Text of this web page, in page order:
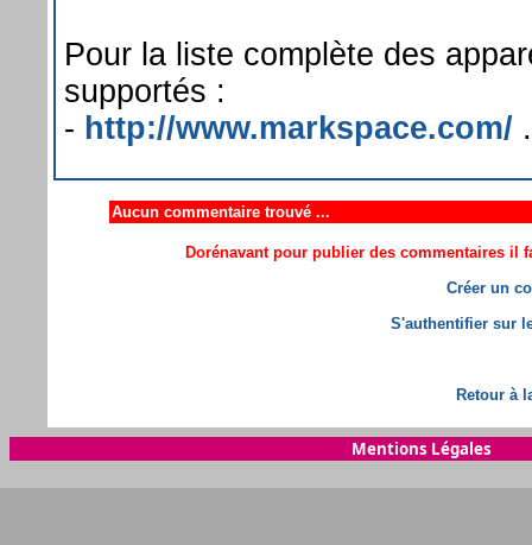
Pour la liste complète des
supportés :
- http://www.markspace.com/
Aucun commentaire trouvé ...
Dorénavant pour publier des commentaires il
Créer un
S'authentifier sur
Retour à
Mentions Légales